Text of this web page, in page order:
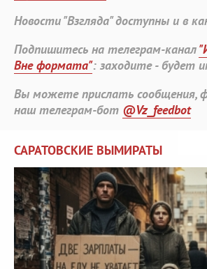
Новости "Взгляда" доступны и в
Подпишитесь на телеграм-канал
Вне формата": заходите - будет
Вы можете прислать сообщения,
наш телеграм-бот @Vz_feedbot
САРАТОВСКИЕ ВЫМИРАТЫ